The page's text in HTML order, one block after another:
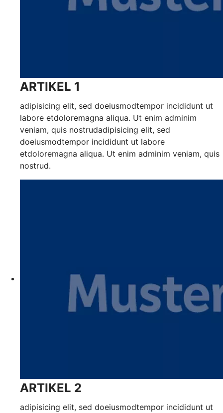
ARTIKEL 1
adipisicing elit, sed doeiusmodtempor incididunt ut
labore etdoloremagna aliqua. Ut enim adminim
veniam, quis nostrudadipisicing elit, sed
doeiusmodtempor incididunt ut labore
etdoloremagna aliqua. Ut enim adminim veniam, quis
nostrud.
ARTIKEL 2
adipisicing elit, sed doeiusmodtempor incididunt ut